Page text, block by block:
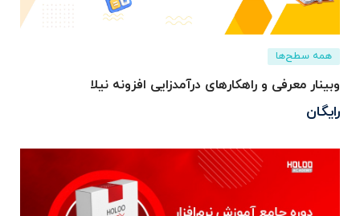
همه سطح‌ها
وبینار معرفی و راهکارهای درآمدزایی افزونه نیلا
رایگان